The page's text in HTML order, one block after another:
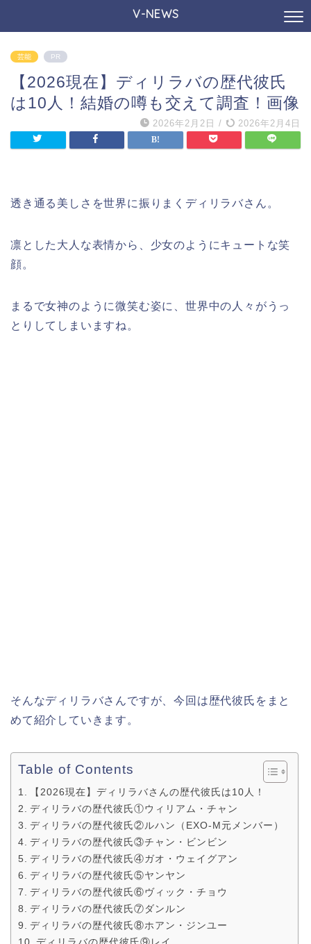
V-NEWS
芸能 PR
【2026現在】ディリラバの歴代彼氏
は10人！結婚の噂も交えて調査！画像
2026年2月2日 / 2026年2月4日
透き通る美しさを世界に振りまくディリラバさん。
凛とした大人な表情から、少女のようにキュートな笑
顔。
まるで女神のように微笑む姿に、世界中の人々がうっ
とりしてしまいますね。
そんなディリラバさんですが、今回は歴代彼氏をまと
めて紹介していきます。
Table of Contents
【2026現在】ディリラバさんの歴代彼氏は10人！
ディリラバの歴代彼氏①ウィリアム・チャン
ディリラバの歴代彼氏②ルハン（EXO-M元メンバー）
ディリラバの歴代彼氏③チャン・ビンビン
ディリラバの歴代彼氏④ガオ・ウェイグアン
ディリラバの歴代彼氏⑤ヤンヤン
ディリラバの歴代彼氏⑥ヴィック・チョウ
ディリラバの歴代彼氏⑦ダンルン
ディリラバの歴代彼氏⑧ホアン・ジンユー